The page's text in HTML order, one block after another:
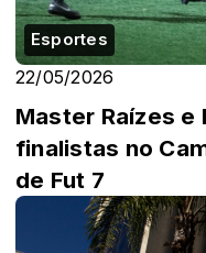
Esportes
22/05/2026
Master Raízes e
finalistas no
de Fut 7